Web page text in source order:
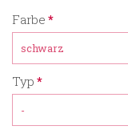
Pflichtfeld
Farbe *
Pflichtfeld
Typ *